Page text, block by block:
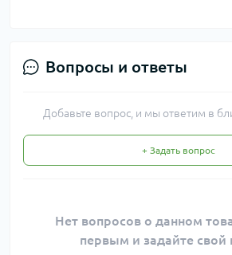
Вопросы и ответы
Добавьте вопрос, и мы ответим в
+ Задать вопрос
Нет вопросов о данном
первым и задайте свой